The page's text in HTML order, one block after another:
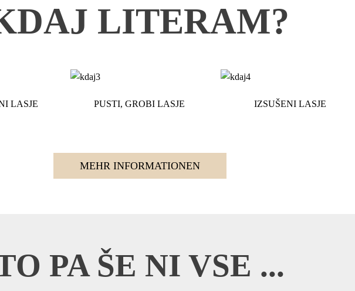
LITERAM?
LASJE PUSTI, GROBI LASJE IZSUŠENI LASJE
MEHR INFORMATIONEN
PA ŠE NI VSE ...